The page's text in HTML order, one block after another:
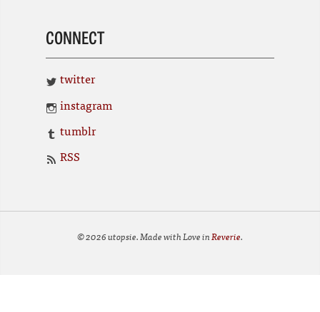
CONNECT
twitter
instagram
tumblr
RSS
© 2026 utopsie. Made with Love inReverie.